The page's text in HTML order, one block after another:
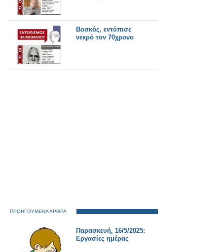
Βοσκός, εντόπισε
νεκρό τον 70χρονο
ΠΡΟΗΓΟΥΜΕΝΑ ΑΡΘΡΑ
Παρασκευή, 16/5/2025:
Εργασίες ημέρας